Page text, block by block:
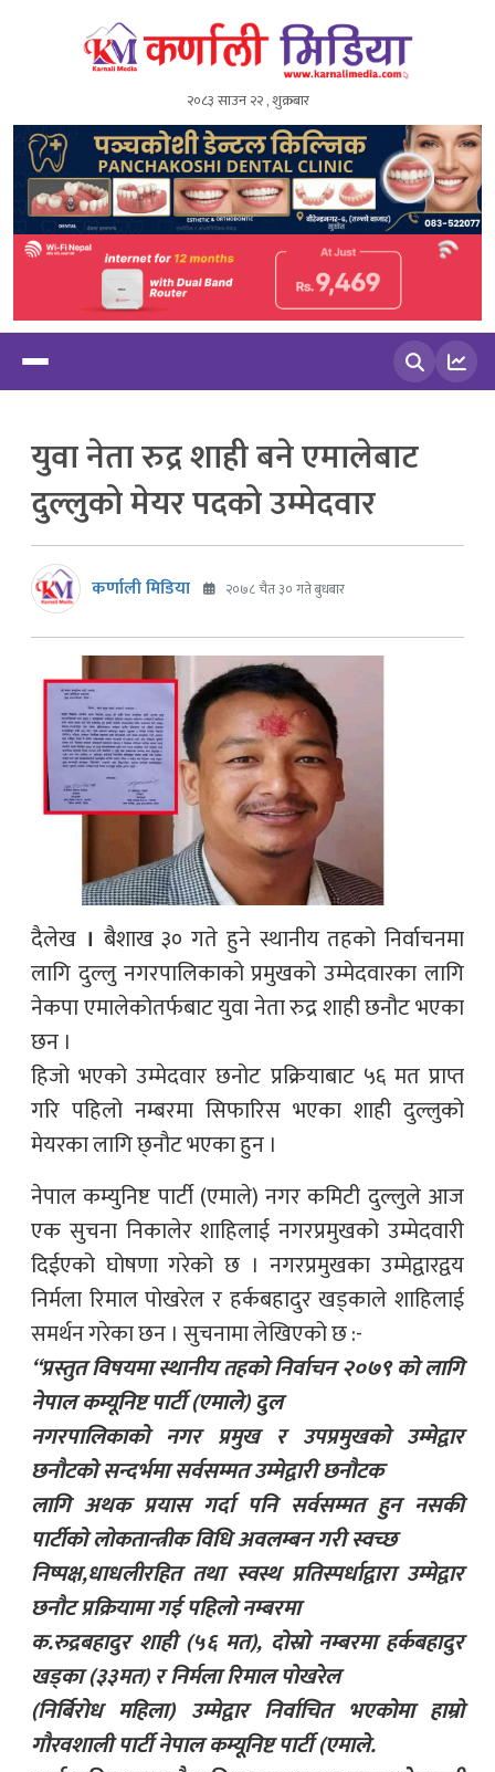
२०८३ साउन २२ , शुक्रबार
युवा नेता रुद्र शाही बने एमालेबाट
दुल्लुको मेयर पदको उम्मेदवार
कर्णाली मिडिया २०७८ चैत ३० गते बुधबार
दैलेख । बैशाख ३० गते हुने स्थानीय तहको निर्वाचनमा
लागि दुल्लु नगरपालिकाको प्रमुखको उम्मेदवारका लागि
नेकपा एमालेकोतर्फबाट युवा नेता रुद्र शाही छनौट भएका
छन ।
हिजो भएको उम्मेदवार छनोट प्रक्रियाबाट ५६ मत प्राप्त
गरि पहिलो नम्बरमा सिफारिस भएका शाही दुल्लुको
मेयरका लागि छ्नौट भएका हुन ।
नेपाल कम्युनिष्ट पार्टी (एमाले) नगर कमिटी दुल्लुले आज
एक सुचना निकालेर शाहिलाई नगरप्रमुखको उम्मेदवारी
दिईएको घोषणा गरेको छ । नगरप्रमुखका उम्मेद्वारद्वय
निर्मला रिमाल पोखरेल र हर्कबहादुर खड्काले शाहिलाई
समर्थन गरेका छन । सुचनामा लेखिएको छ :-
“प्रस्तुत विषयमा स्थानीय तहको निर्वाचन २०७९ को लागि
नेपाल कम्यूनिष्ट पार्टी (एमाले) दुल
नगरपालिकाको नगर प्रमुख र उपप्रमुखको उम्मेद्वार
छनौटको सन्दर्भमा सर्वसम्मत उम्मेद्वारी छनौटक
लागि अथक प्रयास गर्दा पनि सर्वसम्मत हुन नसकी
पार्टीको लोकतान्त्रीक विधि अवलम्बन गरी स्वच्छ
निष्पक्ष,धाधलीरहित तथा स्वस्थ प्रतिस्पर्धाद्वारा उम्मेद्वार
छनौट प्रक्रियामा गई पहिलो नम्बरमा
क.रुद्रबहादुर शाही (५६ मत), दोस्रो नम्बरमा हर्कबहादुर
खड्का (३३मत) र निर्मला रिमाल पोखरेल
(निर्बिरोध महिला) उम्मेद्वार निर्वाचित भएकोमा हाम्रो
गौरवशाली पार्टी नेपाल कम्यूनिष्ट पार्टी (एमाले.